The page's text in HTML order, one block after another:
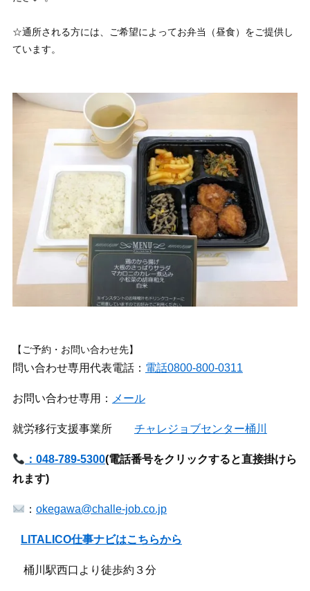
☆通所される方には、ご希望によってお弁当（昼食）をご提供し
ています。
【ご予約・お問い合わせ先】
問い合わせ専用代表電話： 電話0800-800-0311
お問い合わせ専用： メール
就労移行支援事業所 チャレジョブセンター桶川
：048-789-5300(電話番号をクリックすると直接掛けら
れます)
：okegawa@challe-job.co.jp
LITALICO仕事ナビはこちらから
桶川駅西口より徒歩約３分